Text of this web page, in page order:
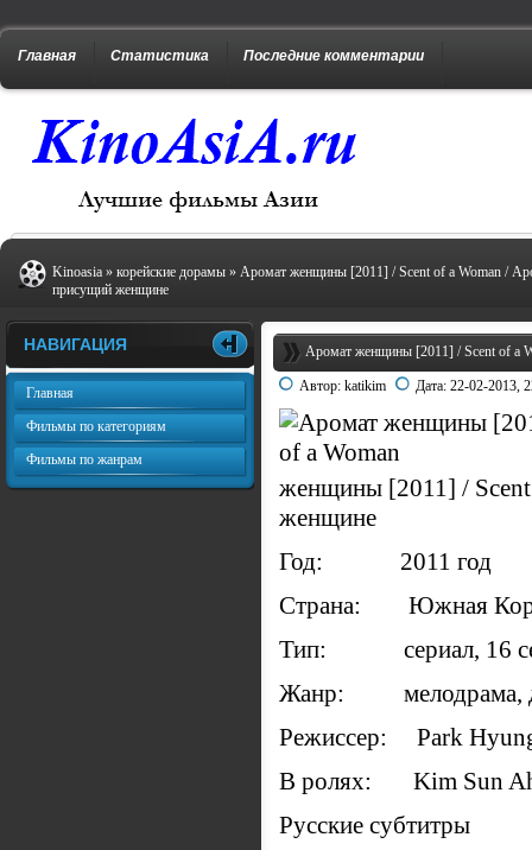
Главная Статистика Последние комментарии
Kinoasia » корейские дорамы » Аромат женщины [2011] / Scent of a Woman /
присущий женщине
Аромат женщины [2011] / Scent of a
Автор: katikim Дата: 22-02-2013,
женщины [2011] /
женщине
Год: 2011 год
Страна: Южная
Тип: сериал, 16
Жанр: мелодрама,
Режиссер: Park
В ролях: Kim Sun
Русские субтитры
НАВИГАЦИЯ
Главная
Фильмы по категориям
Фильмы по жанрам